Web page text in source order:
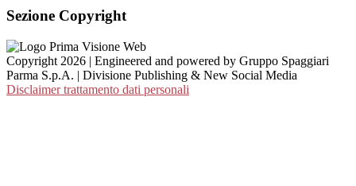
Sezione Copyright
Copyright 2026 | Engineered and powered by Gruppo Spaggiari
Parma S.p.A. | Divisione Publishing & New Social Media
Disclaimer trattamento dati personali